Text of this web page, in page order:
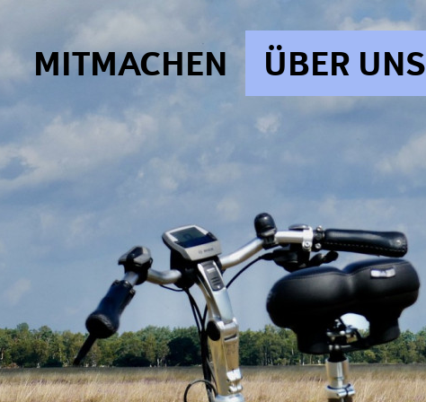
MITMACHEN ÜBER UNS